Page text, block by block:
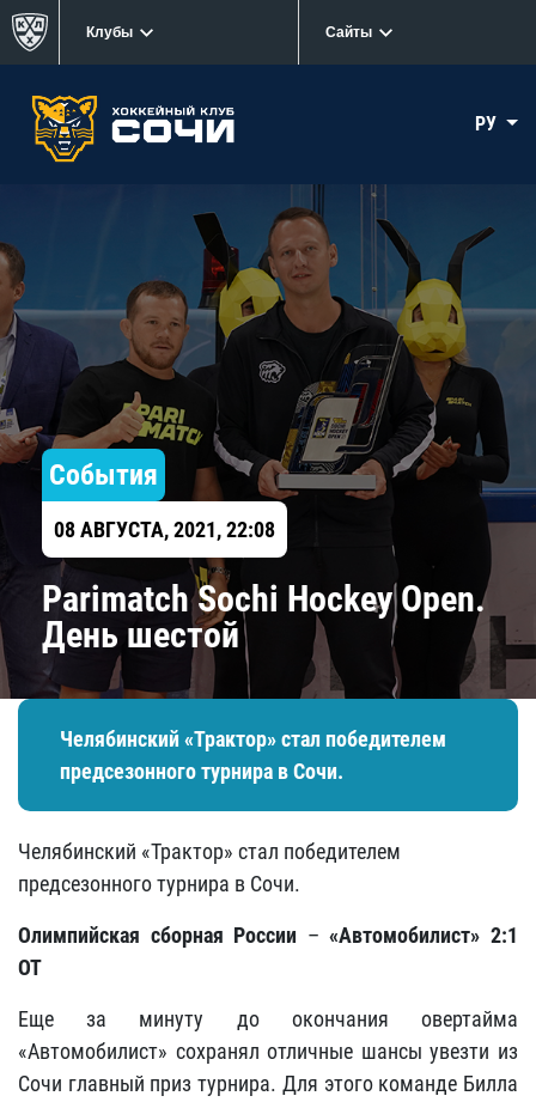
Клубы Сайты
РУ
События
08 АВГУСТА, 2021, 22:08
Parimatch Sochi Hockey Open.
День шестой
Челябинский «Трактор» стал победителем
предсезонного турнира в Сочи.
Челябинский «Трактор» стал победителем
предсезонного турнира в Сочи.
Олимпийская сборная России – «Автомобилист» 2:1
ОТ
Еще за минуту до окончания овертайма
«Автомобилист» сохранял отличные шансы увезти из
Сочи главный приз турнира. Для этого команде Билла